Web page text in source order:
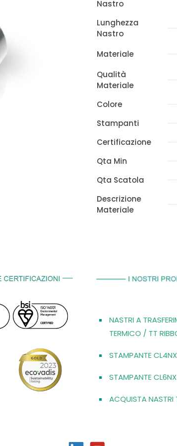
300m
quantità
Nastro
Lunghezza
Nastro
Materiale
Qualità
Materiale
Colore
Stampanti
Certificazione
Qta Min
Qta Scatola
Descrizione
Materiale
NASTRI A
TERMICO / TT
STAMPANTE
STAMPANTE
ACQUISTA NASTRI